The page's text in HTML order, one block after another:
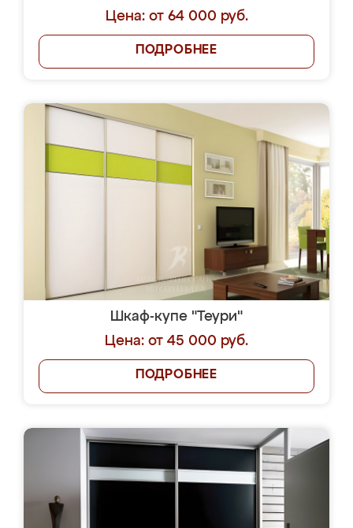
Цена: от 64 000 руб.
ПОДРОБНЕЕ
Шкаф-купе "Теури"
Цена: от 45 000 руб.
ПОДРОБНЕЕ